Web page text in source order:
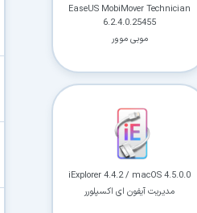
EaseUS MobiMover Technician
6.2.4.0.25455
موبی موور
iExplorer 4.4.2 / macOS 4.5.0.0
مدیریت آیفون ای اکسپلورر
به‌خط کرک و پیشنهاد نرم‌افزارهای
برای تمام فایل‌ها
کانکشن
و دانلود موازی چند فایل
نرم‌افزارها